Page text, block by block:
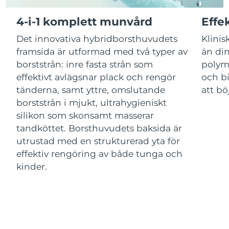
4-i-1 komplett munvård
Det innovativa hybridborsthuvudets
framsida är utformad med två typer av
borststrån: inre fasta strån som
effektivt avlägsnar plack och rengör
tänderna, samt yttre, omslutande
borststrån i mjukt, ultrahygieniskt
silikon som skonsamt masserar
tandköttet. Borsthuvudets baksida är
utrustad med en strukturerad yta för
effektiv rengöring av både tunga och
kinder.
än
och
att
Macao SAR Förväntad leverans 10/8/26
Malaysia Förväntad leverans 11/8/26
Malta 8/8/26
Mexiko Förväntad leverans 12/8/26
Monaco Förväntad leverans
Nederländerna Förväntad leverans
Nya Zeeland